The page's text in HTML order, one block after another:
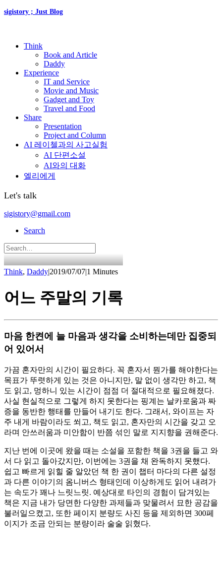
sigistory ; Just Blog
Think
Book and Article
Daddy
Experience
IT and Service
Movie and Music
Gadget and Toy
Travel and Food
Share
Presentation
Project and Column
AI 레이첼과의 사고실험
AI 단편소설
AI와의 대화
엘리에게
Let's talk
sigistory@gmail.com
Search
Think, Daddy|2019/07/07|1 Minutes
어느 주말의 기록
마음 한켠에 늘 마음과 생각을 소비하는데만 집중되
어 있어서
가끔 혼자만의 시간이 필요하다. 꼭 혼자서 뭔가를 해야한다는
목표가 뚜렷하게 있는 것은 아니지만, 말 없이 생각만 하고, 책
도 읽고, 멍하니 있는 시간이 점점 더 절대적으로 필요해졌다.
사실 현실적으로 그렇게 하지 못한다는 핑계는 날카로움과 짜
증을 동반한 행태를 만들어 내기도 한다. 그래서, 와이프는 자
주 내게 바람이라도 쐬고, 책도 읽고, 혼자만의 시간을 갖고 오
라며 안쓰러움과 미안함이 반쯤 섞인 말로 지지향을 권해준다.
지난 번에 이곳에 왔을 때는 소설을 포함한 책을 3권을 들고 와
서 다 읽고 돌아갔지만, 이번에는 3권을 채 완독하지 못했다.
쉽고 빠르게 읽힐 줄 알았던 책 한 권이 챕터 마다의 다른 설정
과 다른 이야기의 옴니버스 형태인데 이상하게도 읽어 내려가
는 속도가 꽤나 느릿느릿. 예상대로 타인의 경험이 담겨있는
책은 지금 내가 당면한 다양한 과제들과 맞물려서 묘한 공감을
불러일으켰고, 또한 페이지 분량도 사진 등을 제외하면 300페
이지가 조금 안되는 분량이라 술술 읽혔다.